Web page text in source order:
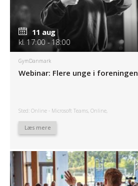
11 aug
kl. 17:00 - 18:00
GymDanmark
Webinar: Flere unge i foreningen
Sted: Online - Microsoft Teams, Online,
Læs mere